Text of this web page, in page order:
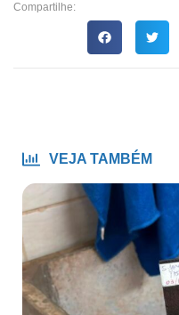
Compartilhe:
VEJA TAMBÉM